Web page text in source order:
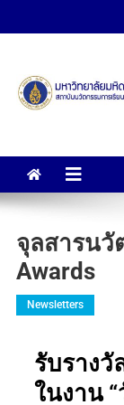
สถาบั
จุลสารนวั
Awards
Newsletters
รับราง
ในงาน